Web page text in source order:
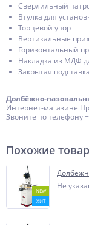
Сверлильный
Втулка для
Торцевой упор
Вертикальные
Горизонтальный
Накладка из МДФ
Закрытая
Долбёжно-
Интернет-магазине
Звоните по телефону
Похожие
NEW
ХИТ
Не